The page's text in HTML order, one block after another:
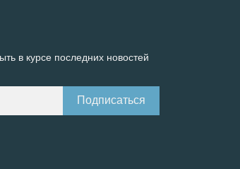
в курсе последних новостей